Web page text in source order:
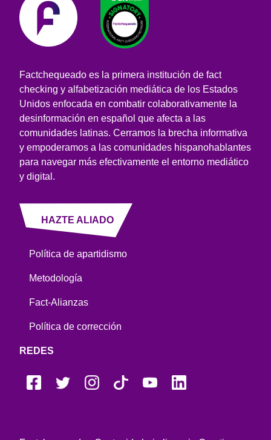
Factchequeado es la primera institución de fact
checking y alfabetización mediática de los Estados
Unidos enfocada en combatir colaborativamente la
desinformación en español que afecta a las
comunidades latinas. Cerramos la brecha informativa
y empoderamos a las comunidades hispanohablantes
para navegar más efectivamente el entorno mediático
y digital.
HAZTE ALIADO
Política de apartidismo
Metodología
Fact-Alianzas
Política de corrección
REDES